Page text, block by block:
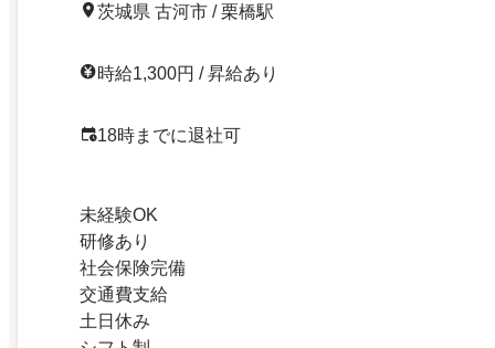
茨城県 古河市 / 栗橋駅
時給1,300円 / 昇給あり
18時までに退社可
未経験OK
研修あり
社会保険完備
交通費支給
土日休み